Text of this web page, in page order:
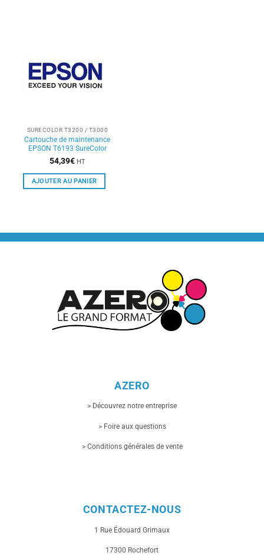
SURECOLOR T3200 / T3000
Cartouche de maintenance
EPSON T6193 SureColor
54,39€ HT
AJOUTER AU PANIER
AZERO
> Découvrez notre entreprise
> Foire aux questions
> Conditions générales de vente
CONTACTEZ-NOUS
1 Rue Édouard Grimaux
17300 Rochefort